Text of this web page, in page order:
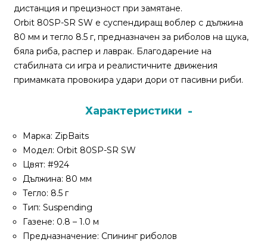
Сонари
Поръчка
и
доставка
Връщане
и
рекламация
дистанция и прецизност при замятане.
Orbit 80SP-SR SW е суспендиращ воблер с дължина
80 мм и тегло 8.5 г, предназначен за риболов на щука,
бяла риба, распер и лаврак. Благодарение на
стабилната си игра и реалистичните движения
примамката провокира удари дори от пасивни риби.
Характеристики
Марка: ZipBaits
Модел: Orbit 80SP-SR SW
Цвят: #924
Дължина: 80 мм
Тегло: 8.5 г
Тип: Suspending
Газене: 0.8 – 1.0 м
Предназначение: Спининг риболов